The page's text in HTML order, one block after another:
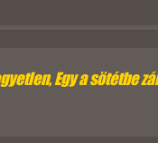
Egy a sötétbe